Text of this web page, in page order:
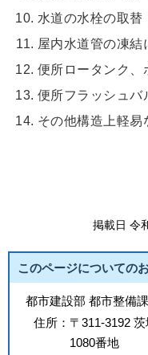
水道の水栓の取替
屋内水道管の凍結
便所ロータンク、
便所フラッシュバ
その他構造上軽易
掲載日 令
このページについての
都市建設部 都市整備課
住所： 〒311-3192
1080番地